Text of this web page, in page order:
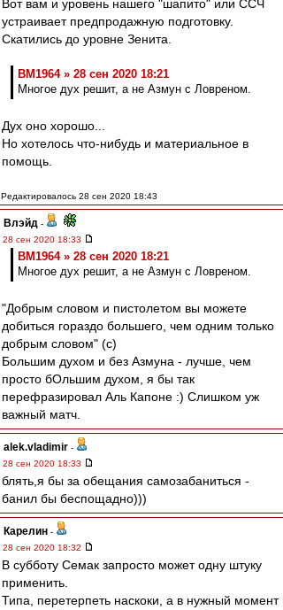
Вот вам и уровень нашего "шапито" или ССЧ
устраивает предпродажную подготовку.
Скатились до уровне Зенита.
BM1964 » 28 сен 2020 18:21
Многое дух решит, а не Азмун с Ловреном.
Дух оно хорошо...
Но хотелось что-нибудь и материальное в
помощь.
Редактировалось 28 сен 2020 18:43
Влэйд -
28 сен 2020 18:33
BM1964 » 28 сен 2020 18:21
Многое дух решит, а не Азмун с Ловреном.
"Добрым словом и пистолетом вы можете
добиться гораздо большего, чем одним только
добрым словом" (с)
Большим духом и без Азмуна - лучше, чем
просто бОльшим духом, я бы так
перефразировал Аль Капоне :) Слишком уж
важный матч.
alek.vladimir -
28 сен 2020 18:33
блять,я бы за обещания самозабаниться -
банил бы беспощадно)))
Карелин -
28 сен 2020 18:32
В субботу Семак запросто может одну штуку
применить.
Типа, перетерпеть наскоки, а в нужный момент